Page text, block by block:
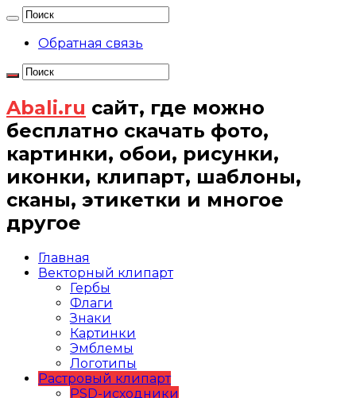
Обратная связь
Abali.ru сайт, где можно
бесплатно скачать фото,
картинки, обои, рисунки,
иконки, клипарт, шаблоны,
сканы, этикетки и многое
другое
Главная
Векторный клипарт
Гербы
Флаги
Знаки
Картинки
Эмблемы
Логотипы
Растровый клипарт
PSD-исходники